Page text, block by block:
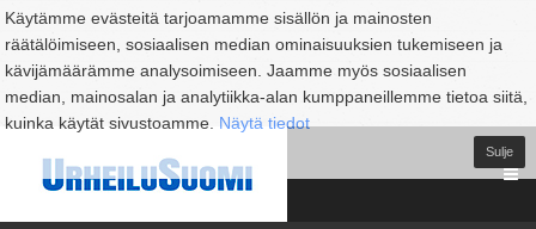
Käytämme evästeitä tarjoamamme sisällön ja mainosten
räätälöimiseen, sosiaalisen median ominaisuuksien tukemiseen ja
kävijämäärämme analysoimiseen. Jaamme myös sosiaalisen
median, mainosalan ja analytiikka-alan kumppaneillemme tietoa siitä,
kuinka käytät sivustoamme. Näytä tiedot
Sulje